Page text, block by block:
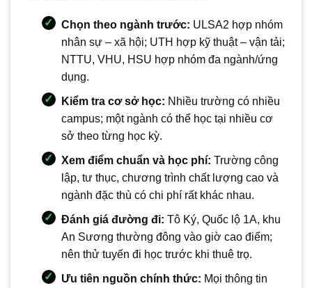
Chọn theo ngành trước: ULSA2 hợp nhóm
nhân sự – xã hội; UTH hợp kỹ thuật – vận tải;
NTTU, VHU, HSU hợp nhóm đa ngành/ứng
dụng.
Kiểm tra cơ sở học: Nhiều trường có nhiều
campus; một ngành có thể học tại nhiều cơ
sở theo từng học kỳ.
Xem điểm chuẩn và học phí: Trường công
lập, tư thục, chương trình chất lượng cao và
ngành đặc thù có chi phí rất khác nhau.
Đánh giá đường đi: Tô Ký, Quốc lộ 1A, khu
An Sương thường đông vào giờ cao điểm;
nên thử tuyến đi học trước khi thuê trọ.
Ưu tiên nguồn chính thức: Mọi thông tin